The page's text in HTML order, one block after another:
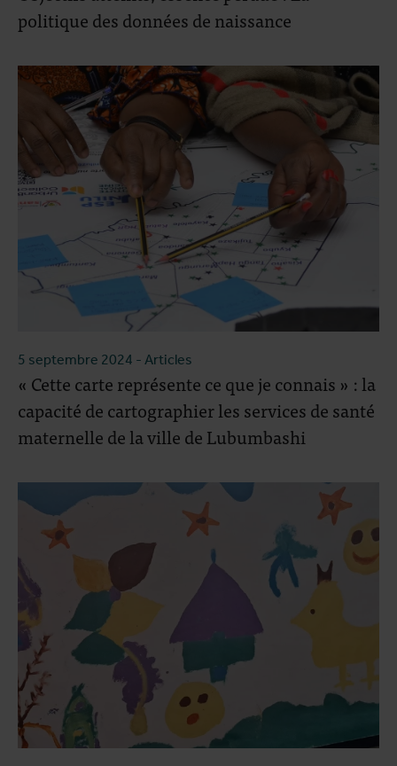
politique des données de naissance
5 septembre 2024 - Articles
« Cette carte représente ce que je connais » : la
capacité de cartographier les services de santé
maternelle de la ville de Lubumbashi